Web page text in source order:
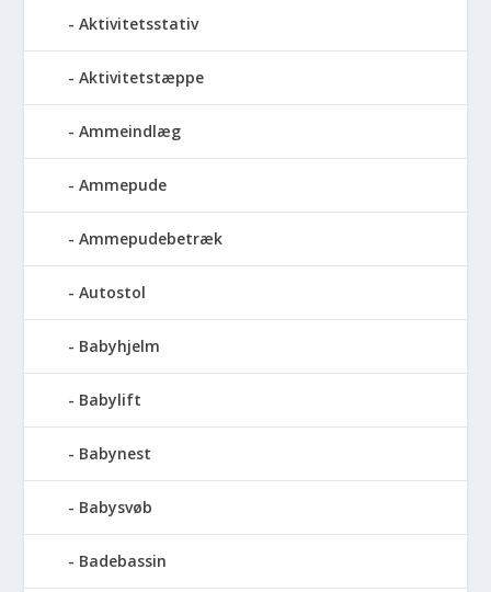
Aktivitetsstativ
Aktivitetstæppe
Ammeindlæg
Ammepude
Ammepudebetræk
Autostol
Babyhjelm
Babylift
Babynest
Babysvøb
Badebassin